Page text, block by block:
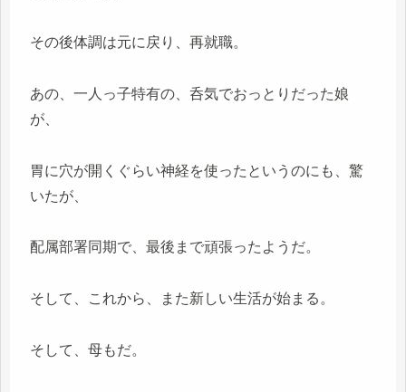
その後体調は元に戻り、再就職。
あの、一人っ子特有の、呑気でおっとりだった娘
が、
胃に穴が開くぐらい神経を使ったというのにも、驚
いたが、
配属部署同期で、最後まで頑張ったようだ。
そして、これから、また新しい生活が始まる。
そして、母もだ。